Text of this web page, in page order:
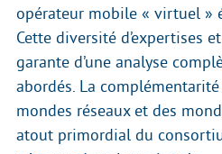
opérateur mobile « virtuel »
Cette diversité d’expertises
garante d’une analyse
abordés. La
mondes réseaux et des
atout primordial du